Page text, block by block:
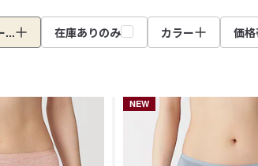
... 在庫ありのみ カラー 価格
NEW